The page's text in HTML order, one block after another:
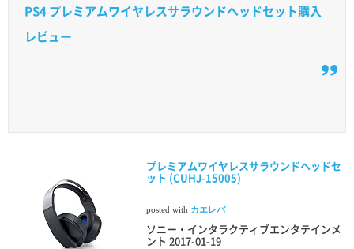
PS4 プレミアムワイヤレスサラウンドヘッドセット購入
レビュー
プレミアムワイヤレスサラウンドヘッドセ
ット (CUHJ-15005)
posted with カエレバ
ソニー・インタラクティブエンタテインメ
ント 2017-01-19